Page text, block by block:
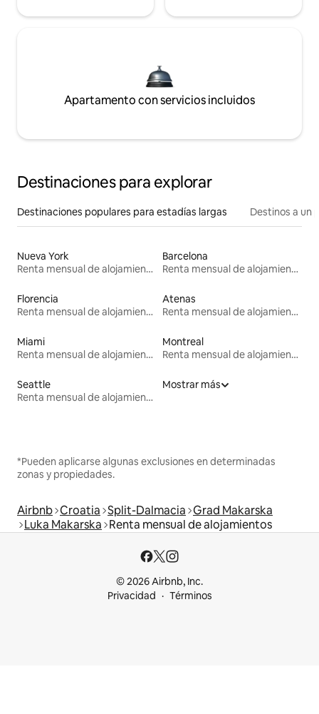
Apartamento con servicios incluidos
Destinaciones para explorar
Destinaciones populares para estadías largas Destinos a un
Nueva York
Renta mensual de alojamientos
Barcelona
Renta mensual de alojamientos
Florencia
Renta mensual de alojamientos
Atenas
Renta mensual de alojamientos
Miami
Renta mensual de alojamientos
Montreal
Renta mensual de alojamientos
Seattle
Renta mensual de alojamientos
Mostrar más
*Pueden aplicarse algunas exclusiones en determinadas
zonas y propiedades.
Airbnb Croatia Split-Dalmacia Grad Makarska
Luka Makarska Renta mensual de alojamientos
© 2026 Airbnb, Inc.
Privacidad
Términos